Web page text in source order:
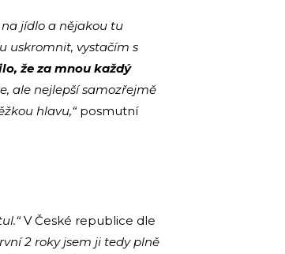
jídlo a nějakou tu
uskromnit, vystačím s
že za mnou každý
ale nejlepší samozřejmě
hlavu,“ posmutní
V České republice dle
2 roky jsem ji tedy plně